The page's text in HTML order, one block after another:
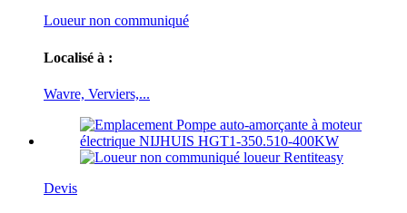
Loueur non communiqué
Localisé à :
Wavre, Verviers,...
Devis